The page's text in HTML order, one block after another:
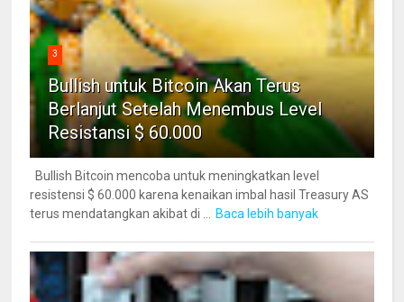
3
Bullish untuk Bitcoin Akan Terus
Berlanjut Setelah Menembus Level
Resistansi $ 60.000
Bullish Bitcoin mencoba untuk meningkatkan level
resistensi $ 60.000 karena kenaikan imbal hasil Treasury AS
terus mendatangkan akibat di ...
Baca lebih banyak